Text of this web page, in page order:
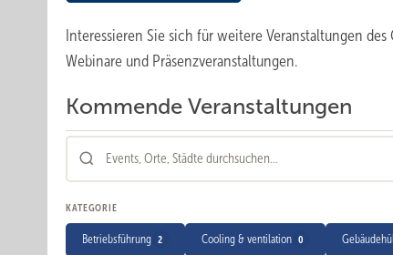
Interessieren Sie sich für weitere Veranstaltungen des
Webinare und Präsenzveranstaltungen.
Kommende Veranstaltungen
Veranstaltungen
KATEGORIE
Betriebsführung 2 Cooling & ventilation 0